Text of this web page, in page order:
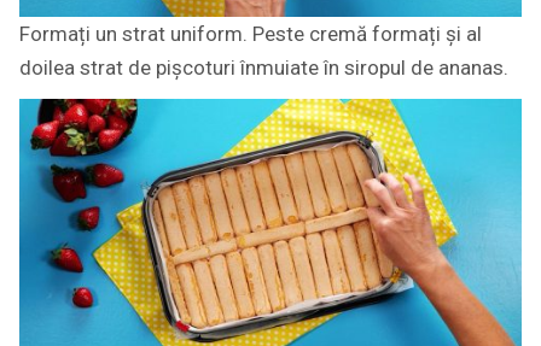
Formați un strat uniform. Peste cremă formați și al
doilea strat de pișcoturi înmuiate în siropul de ananas.